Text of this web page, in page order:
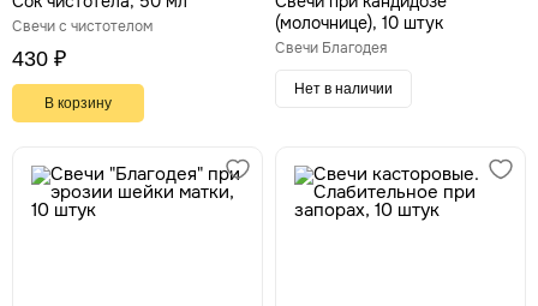
Свечи с чистотелом
430 ₽
В корзину
(молочнице), 10 штук
Свечи Благодея
Нет в наличии